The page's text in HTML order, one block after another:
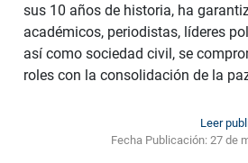
sus 10 años de historia, ha
académicos, periodistas, líderes
así como sociedad civil, se
roles con la consolidación de la
Leer
Fecha Publicación:27 de